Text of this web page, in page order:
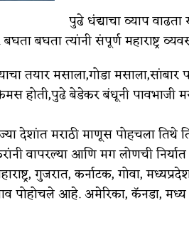
उतरला म्हणजे धोका टळला असे नाही! आरोग्य
घडलेल्या महत्त्वाच्या घटना दिनविशेष
अर्थ-वाणिज्य
रांगणेकर क्रिकेट
कथा
– संयुक्त कुटुंब का गरजेचं? विशेष लेख
पुढे धंद्याचा व्याप
बघता त्यांनी संपूर्ण महाराष्ट्र
तयार मसाला,गोडा
होती,पुढे बेडेकर बंधूनी पावभाजी
देशांत मराठी माणूस पोहचला तिथे
वापरल्या आणि मग लोणची
गुजरात, कर्नाटक, गोवा,
पोहोचले आहे. अमेरिका, कॅनडा,